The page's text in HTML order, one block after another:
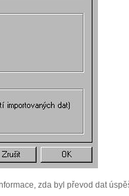
zda byl převod dat